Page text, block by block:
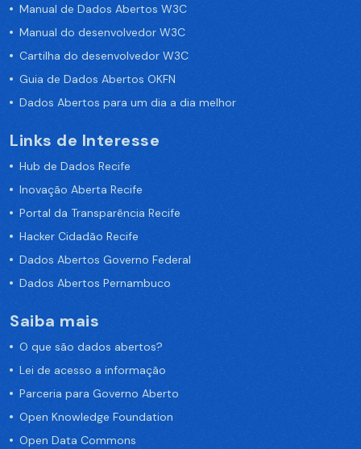
Manual de Dados Abertos W3C
Manual do desenvolvedor W3C
Cartilha do desenvolvedor W3C
Guia de Dados Abertos OKFN
Dados Abertos para um dia a dia melhor
Links de Interesse
Hub de Dados Recife
Inovação Aberta Recife
Portal da Transparência Recife
Hacker Cidadão Recife
Dados Abertos Governo Federal
Dados Abertos Pernambuco
Saiba mais
O que são dados abertos?
Lei de acesso a informação
Parceria para Governo Aberto
Open Knowledge Foundation
Open Data Commons